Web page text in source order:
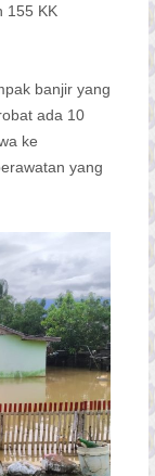
155 KK
banjir yang
ada 10
ke
yang